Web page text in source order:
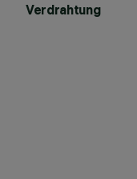
Verdrahtung